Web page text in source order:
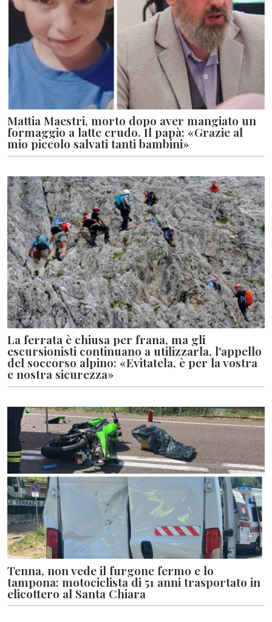
Mattia Maestri, morto dopo aver mangiato un
formaggio a latte crudo. Il papà: «Grazie al
mio piccolo salvati tanti bambini»
La ferrata è chiusa per frana, ma gli
escursionisti continuano a utilizzarla, l'appello
del soccorso alpino: «Evitatela, è per la vostra
e nostra sicurezza»
Tenna, non vede il furgone fermo e lo
tampona: motociclista di 51 anni trasportato in
elicottero al Santa Chiara